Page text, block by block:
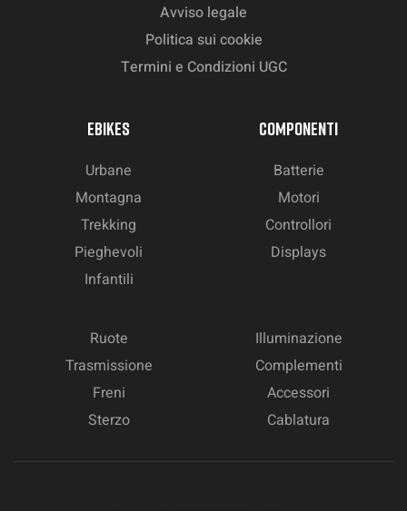
Avviso legale
Politica sui cookie
Termini e Condizioni UGC
EBIKES
Urbane
Montagna
Trekking
Pieghevoli
Infantili
COMPONENTI
Batterie
Motori
Controllori
Displays
Ruote
Trasmissione
Freni
Sterzo
Illuminazione
Complementi
Accessori
Cablatura